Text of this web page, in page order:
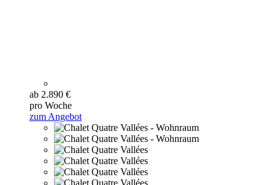
ab 2.890 €
pro Woche
zum Angebot